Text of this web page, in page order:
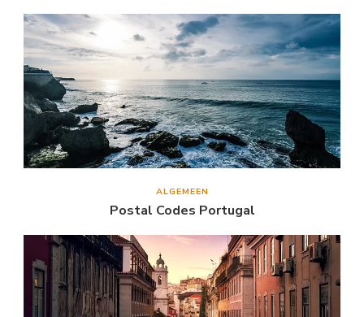
ALGEMEEN
Postal Codes Portugal